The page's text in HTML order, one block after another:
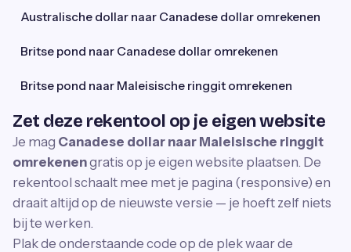
Australische dollar naar Canadese dollar omrekenen
Britse pond naar Canadese dollar omrekenen
Britse pond naar Maleisische ringgit omrekenen
Zet deze rekentool op je eigen website
Je mag Canadese dollar naar Maleisische ringgit
omrekenengratis op je eigen website plaatsen. De
rekentool schaalt mee met je pagina (responsive) en
draait altijd op de nieuwste versie — je hoeft zelf niets
bij te werken.
Plak de onderstaande code op de plek waar de